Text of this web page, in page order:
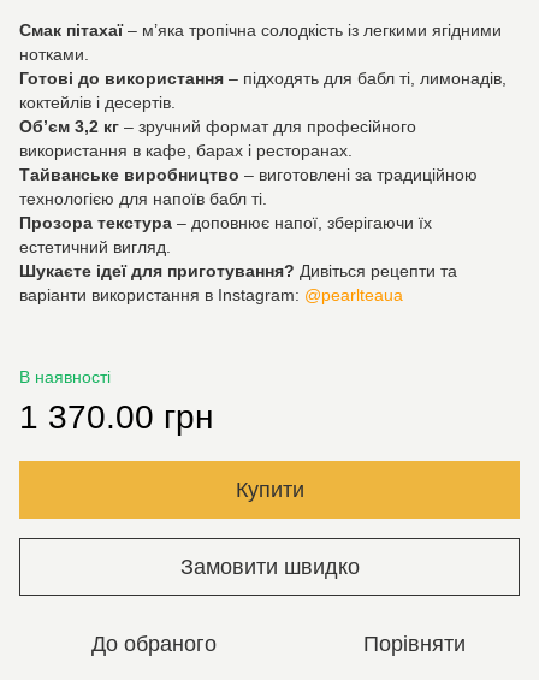
Смак пітахаї– м’яка тропічна солодкість із легкими ягідними
нотками.
Готові до використання – підходять для бабл ті, лимонадів,
коктейлів і десертів.
Об’єм 3,2 кг – зручний формат для професійного
використання в кафе, барах і ресторанах.
Тайванське виробництво – виготовлені за традиційною
технологією для напоїв бабл ті.
Прозора текстура – доповнює напої, зберігаючи їх
естетичний вигляд.
Шукаєте ідеї для приготування? Дивіться рецепти та
варіанти використання в Instagram: @pearlteaua
В наявності
1 370.00 грн
Купити
Замовити швидко
До обраного Порівняти